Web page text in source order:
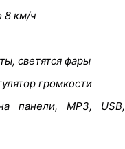
8 км/ч
светятся фары
громкости
панели, MP3, USB,